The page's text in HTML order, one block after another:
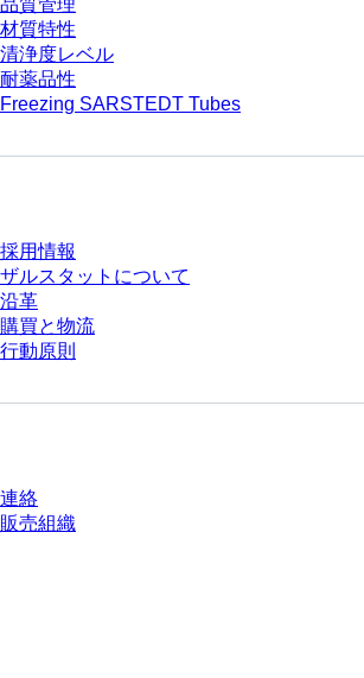
材質特性
清浄度レベル
耐薬品性
Freezing SARSTEDT Tubes
採用情報
ザルスタットについて
沿革
購買と物流
行動原則
連絡
販売組織